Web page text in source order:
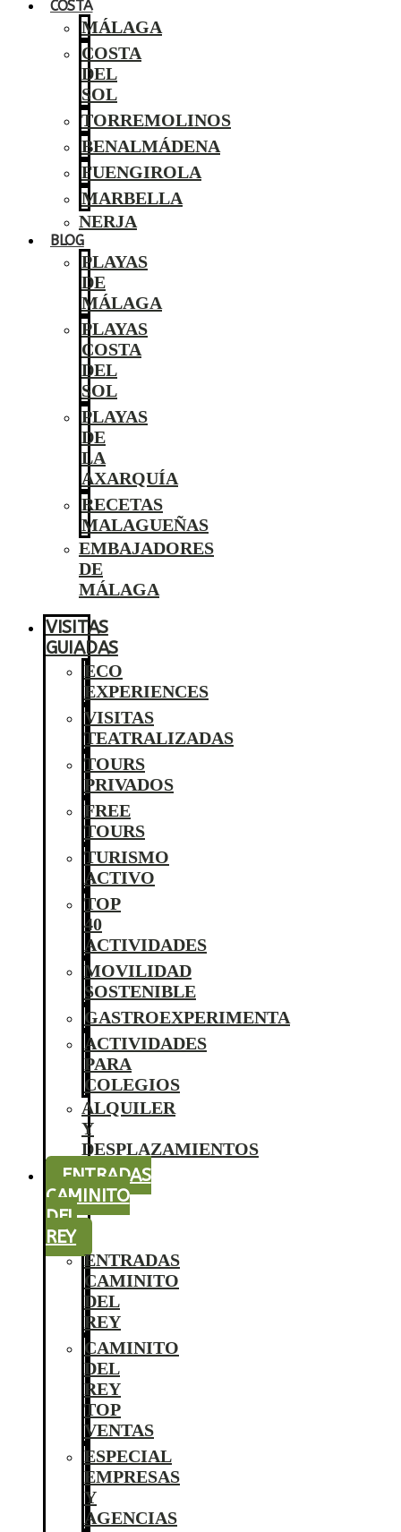
COSTA
MÁLAGA
COSTA
DEL
SOL
TORREMOLINOS
BENALMÁDENA
FUENGIROLA
MARBELLA
NERJA
BLOG
PLAYAS
DE
MÁLAGA
PLAYAS
COSTA
DEL
SOL
PLAYAS
DE
LA
AXARQUÍA
RECETAS
MALAGUEÑAS
EMBAJADORES
DE
MÁLAGA
VISITAS
GUIADAS
ECO
EXPERIENCES
VISITAS
TEATRALIZADAS
TOURS
PRIVADOS
FREE
TOURS
TURISMO
ACTIVO
TOP
40
ACTIVIDADES
MOVILIDAD
SOSTENIBLE
GASTROEXPERIMENTA
ACTIVIDADES
PARA
COLEGIOS
ALQUILER
Y
DESPLAZAMIENTOS
ENTRADAS
CAMINITO
DEL
REY
ENTRADAS
CAMINITO
DEL
REY
CAMINITO
DEL
REY
TOP
VENTAS
ESPECIAL
EMPRESAS
Y
AGENCIAS